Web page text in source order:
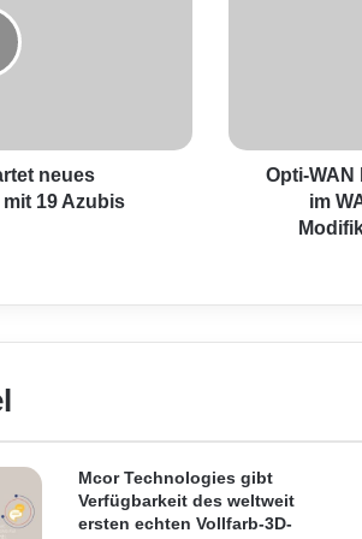
neues
19 Azubis
b
e
n
a
t
e
Opti-
im
Mcor Technologies gibt
Verfügbarkeit des weltweit
ersten echten Vollfarb-3D-